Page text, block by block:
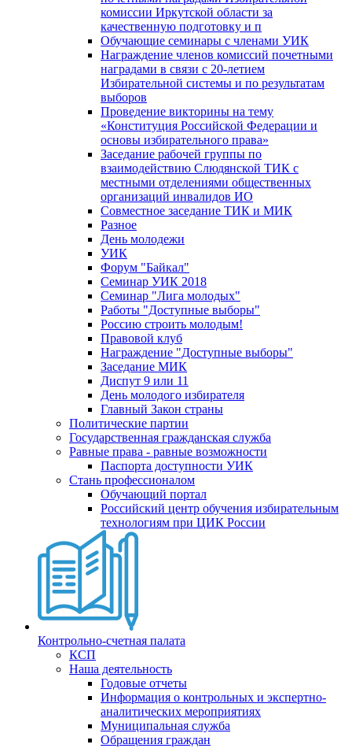
комиссии Иркутской области за
качественную подготовку и п
Обучающие семинары с членами УИК
Награждение членов комиссий почетными
наградами в связи с 20-летием
Избирательной системы и по результатам
выборов
Проведение викторины на тему
«Конституция Российской Федерации и
основы избирательного права»
Заседание рабочей группы по
взаимодействию Слюдянской ТИК с
местными отделениями общественных
организаций инвалидов ИО
Совместное заседание ТИК и МИК
Разное
День молодежи
УИК
Форум "Байкал"
Семинар УИК 2018
Семинар "Лига молодых"
Работы "Доступные выборы"
Россию строить молодым!
Правовой клуб
Награждение "Доступные выборы"
Заседание МИК
Диспут 9 или 11
День молодого избирателя
Главный Закон страны
Политические партии
Государственная гражданская служба
Равные права - равные возможности
Паспорта доступности УИК
Стань профессионалом
Обучающий портал
Российский центр обучения избирательным
технологиям при ЦИК России
Контрольно-счетная палата
КСП
Наша деятельность
Годовые отчеты
Информация о контрольных и экспертно-
аналитических мероприятиях
Муниципальная служба
Обращения граждан